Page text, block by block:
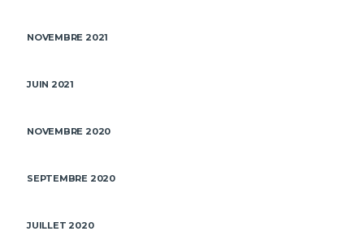
NOVEMBRE 2021
JUIN 2021
NOVEMBRE 2020
SEPTEMBRE 2020
JUILLET 2020